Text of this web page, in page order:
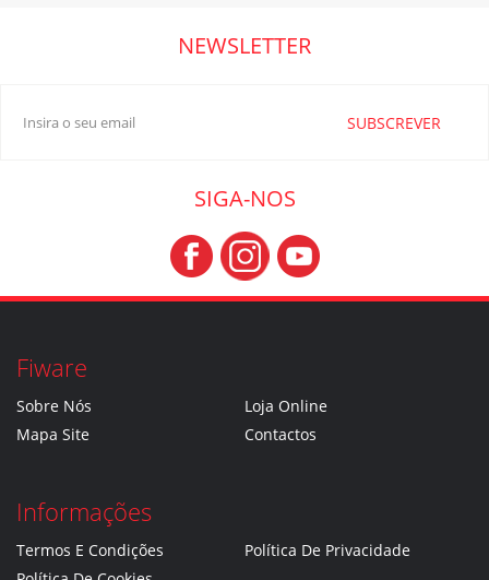
NEWSLETTER
SUBSCREVER
SIGA-NOS
Fiware
Sobre Nós
Loja Online
Mapa Site
Contactos
Informações
Termos E Condições
Política De Privacidade